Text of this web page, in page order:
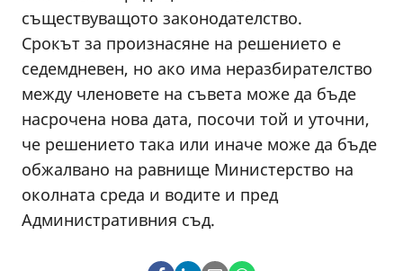
съществуващото законодателство.
Срокът за произнасяне на решението е
седемдневен, но ако има неразбирателство
между членовете на съвета може да бъде
насрочена нова дата, посочи той и уточни,
че решението така или иначе може да бъде
обжалвано на равнище Министерство на
околната среда и водите и пред
Административния съд.